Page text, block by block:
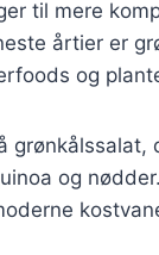
til mere
årtier er
og
og